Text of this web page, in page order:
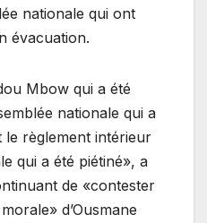
nationale qui ont
évacuation.
Mbow qui a été
nationale qui a
le règlement intérieur
qui a été piétiné», a
de «contester
d’Ousmane